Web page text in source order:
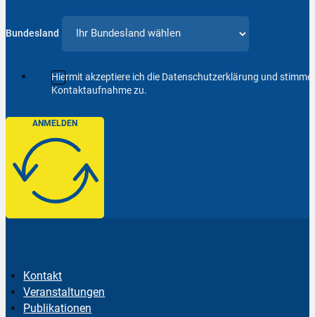
Bundesland
Hiermit akzeptiere ich die Datenschutzerklärung und
Kontaktaufnahme zu.
ANMELDEN
Kontakt
Veranstaltungen
Publikationen